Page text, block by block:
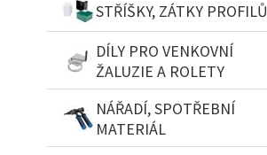
STŘÍŠKY, ZÁTKY PROFILŮ
DÍLY PRO VENKOVNÍ
ŽALUZIE A ROLETY
NÁŘADÍ, SPOTŘEBNÍ
MATERIÁL